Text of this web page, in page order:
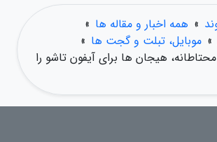
» همه اخبار و مقاله ها »
» موبایل، تبلت و گجت ها »
هیجان ها برای آیفون تاشو را